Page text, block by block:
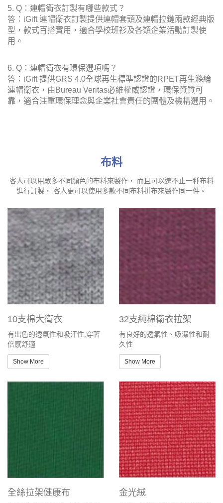
5. Q：連帽衛衣訂製有哪些款式？
答：iGift 連帽衛衣訂製提供連帽套頭及連帽拉鏈兩款經典版
型，款式百搭實用，適合學校班衫及各類企業活動訂製使
用。
6. Q：連帽衛衣有環保選項嗎？
答：iGift 提供GRS 4.0全球再生標準認證的RPET再生滌綸
連帽衛衣，由Bureau Veritas必維權威認證，環保資質可
靠，適合注重環保理念與企業社會責任的團體及機構選用。
布料
客人可以用眾多不同顏色的布料來製作， 而且可以選不止一種布料
進行訂製， 客人更可以使用多款不同布料拼布來製作同一件。
10支棉大衛衣
有出色的透氣性和吸汗性,穿著
倍感舒適
Show More
32支純棉衛衣拉架
有良好的透氣性、吸濕性和耐
久性
Show More
全絲拉架健康布 金光絨